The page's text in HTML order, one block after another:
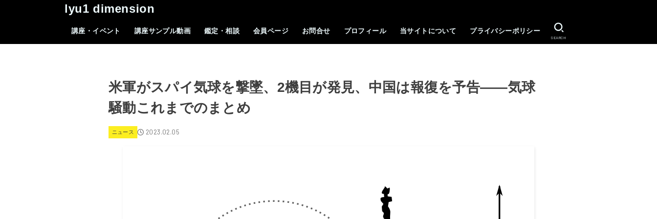
lyu1 dimension
講座・イベント 講座サンプル動画 鑑定・相談 会員ページ お問合せ プロフィール 当サイトについて プライバシーポリシー
SEARCH
米軍がスパイ気球を撃墜、2機目が発見、中国は報復を予告――気球
騒動これまでのまとめ
ニュース 2023.02.05